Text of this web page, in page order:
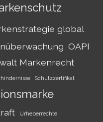
global
OAPI
Markenrecht
Schutzzertifikat
Urheberrechte